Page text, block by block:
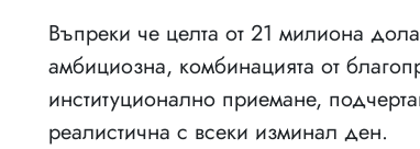
Въпреки че целта от 21 милиона
амбициозна, комбинацията от
институционално приемане,
реалистична с всеки изминал ден.